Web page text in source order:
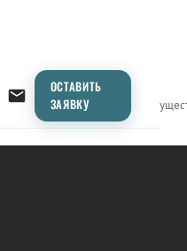
ОСТАВИТЬ
ЗАЯВКУ
ТипоразмерыСравнение